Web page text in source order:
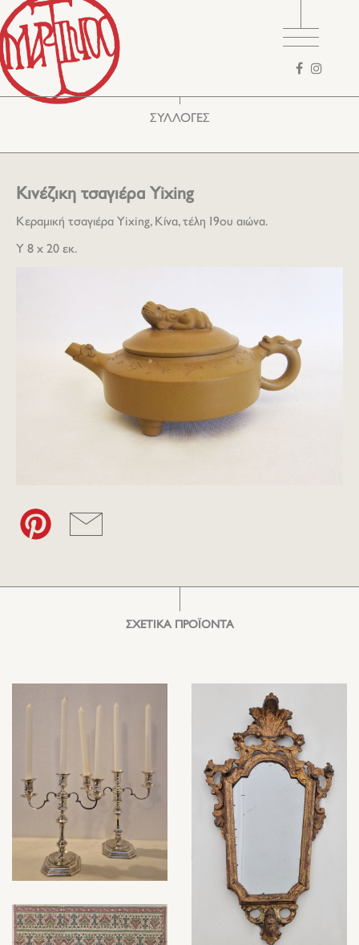
αναζήτησης
ΣΥΛΛΟΓΕΣ
Κινέζικη τσαγιέρα Yixing
Κεραμική τσαγιέρα Yixing, Κίνα, τέλη 19ου αιώνα.
Υ 8 x 20 εκ.
ΣΧΕΤΙΚΑ ΠΡΟΪΟΝΤΑ